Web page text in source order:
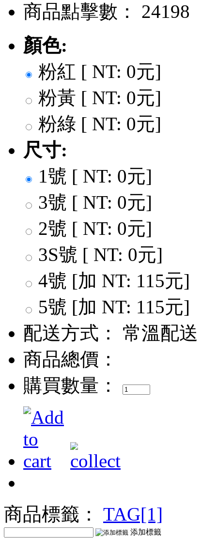
商品點擊數： 24198
顏色:
粉紅 [ NT: 0元]
粉黃 [ NT: 0元]
粉綠 [ NT: 0元]
尺寸:
1號 [ NT: 0元]
3號 [ NT: 0元]
2號 [ NT: 0元]
3S號 [ NT: 0元]
4號 [加 NT: 115元]
5號 [加 NT: 115元]
配送方式：
常溫配送
商品總價：
購買數量：
商品標籤： TAG[1]
添加標籤